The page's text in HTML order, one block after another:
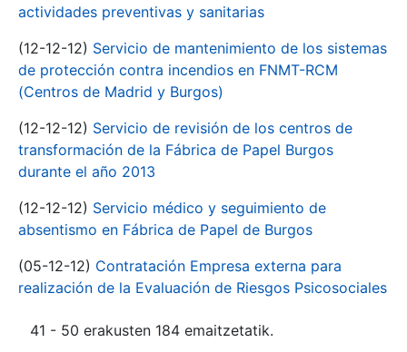
actividades preventivas y sanitarias
(12-12-12) Servicio de mantenimiento de los sistemas
de protección contra incendios en FNMT-RCM
(Centros de Madrid y Burgos)
(12-12-12) Servicio de revisión de los centros de
transformación de la Fábrica de Papel Burgos
durante el año 2013
(12-12-12) Servicio médico y seguimiento de
absentismo en Fábrica de Papel de Burgos
(05-12-12) Contratación Empresa externa para
realización de la Evaluación de Riesgos Psicosociales
41 - 50 erakusten 184 emaitzetatik.